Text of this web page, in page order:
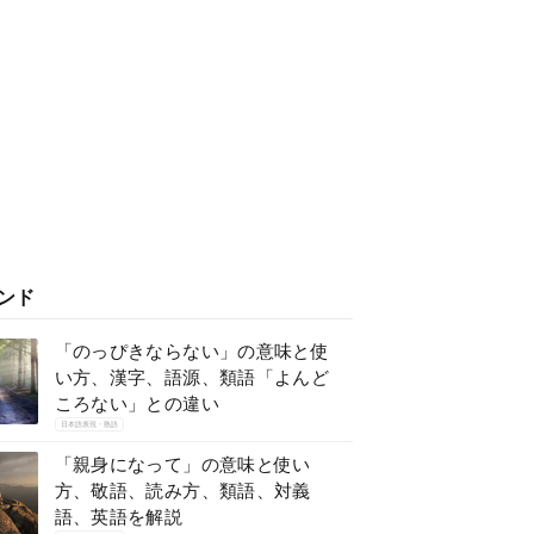
ド
「のっぴきならない」の意味と使
い方、漢字、語源、類語「よんど
ころない」との違い
日本語表現・熟語
「親身になって」の意味と使い
方、敬語、読み方、類語、対義
語、英語を解説